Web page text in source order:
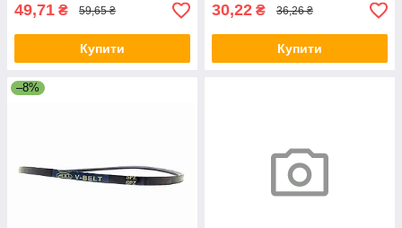
49,71 ₴ 59,65 ₴
Купити
30,22 ₴ 36,26 ₴
Купити
–8%